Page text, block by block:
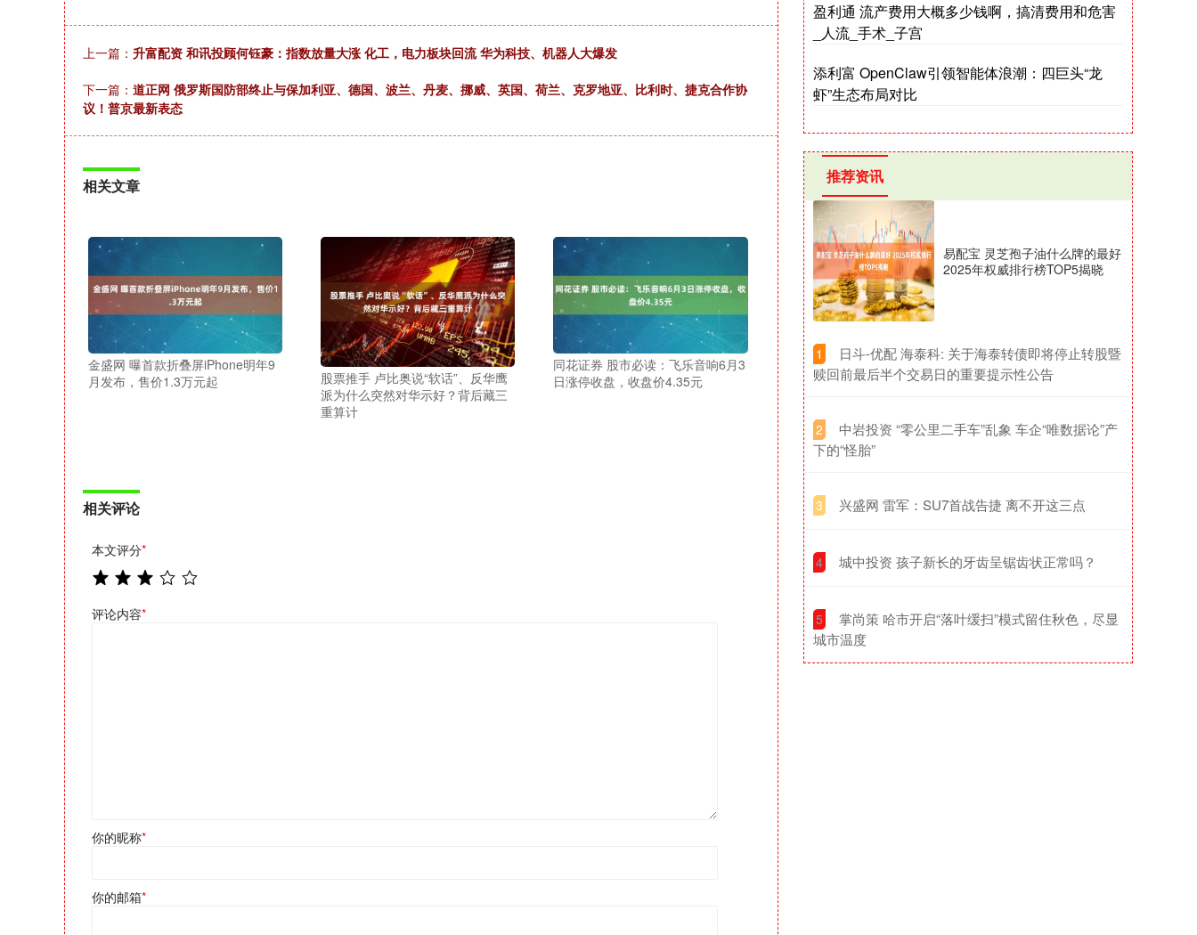
上一篇： 升富配资 和讯投顾何钰豪：指数放量大涨 化工，电力板块回流 华为科技、机器人大爆发
下一篇： 道正网 俄罗斯国防部终止与保加利亚、德国、波兰、丹麦、挪威、英国、荷兰、克罗地亚、比利时、捷克合作协
议！普京最新表态
相关文章
金盛网 曝首款折叠屏iPhone明年9
月发布，售价1.3万元起
股票推手 卢比奥说“软话”、反华鹰
派为什么突然对华示好？背后藏三
重算计
同花证券 股市必读：飞乐音响6月3
日涨停收盘，收盘价4.35元
相关评论
本文评分*
评论内容*
你的昵称*
你的邮箱*
盈利通 流产费用大概多少钱啊，搞清费用和危害
_人流_手术_子宫
添利富 OpenClaw引领智能体浪潮：四巨头“龙
虾”生态布局对比
推荐资讯
易配宝 灵芝孢子油什么牌的最好
2025年权威排行榜TOP5揭晓
1
​日斗-优配 海泰科: 关于海泰转债即将停止转股暨
赎回前最后半个交易日的重要提示性公告
2
​中岩投资 “零公里二手车”乱象 车企“唯数据论”产
下的“怪胎”
3 ​兴盛网 雷军：SU7首战告捷 离不开这三点
4 ​城中投资 孩子新长的牙齿呈锯齿状正常吗？
5
​掌尚策 哈市开启“落叶缓扫”模式留住秋色，尽显
城市温度